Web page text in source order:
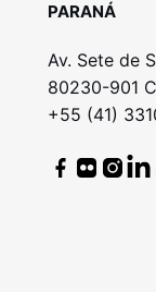
PARANÁ
Av. Sete de
80230-901
+55 (41)